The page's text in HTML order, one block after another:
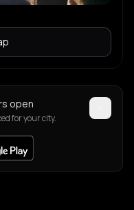
open
for your city.